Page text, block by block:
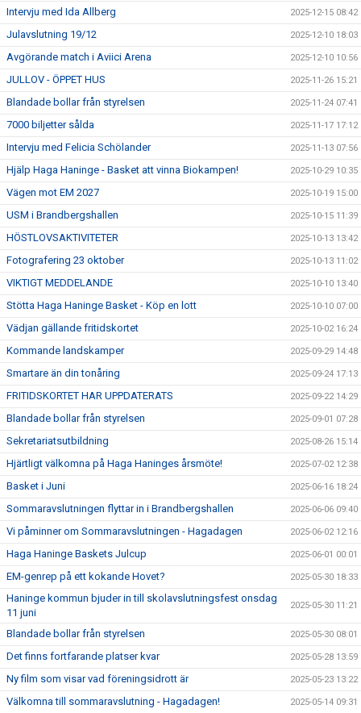
Intervju med Ida Allberg 2025-12-15 08:42
Julavslutning 19/12 2025-12-10 18:03
Avgörande match i Aviici Arena 2025-12-10 10:56
JULLOV - ÖPPET HUS 2025-11-26 15:21
Blandade bollar från styrelsen 2025-11-24 07:41
7000 biljetter sålda 2025-11-17 17:12
Intervju med Felicia Schölander 2025-11-13 07:56
Hjälp Haga Haninge - Basket att vinna Biokampen! 2025-10-29 10:35
Vägen mot EM 2027 2025-10-19 15:00
USM i Brandbergshallen 2025-10-15 11:39
HÖSTLOVSAKTIVITETER 2025-10-13 13:42
Fotografering 23 oktober 2025-10-13 11:02
VIKTIGT MEDDELANDE 2025-10-10 13:40
Stötta Haga Haninge Basket - Köp en lott 2025-10-10 07:00
Vädjan gällande fritidskortet 2025-10-02 16:24
Kommande landskamper 2025-09-29 14:48
Smartare än din tonåring 2025-09-24 17:13
FRITIDSKORTET HAR UPPDATERATS 2025-09-22 14:29
Blandade bollar från styrelsen 2025-09-01 07:28
Sekretariatsutbildning 2025-08-26 15:14
Hjärtligt välkomna på Haga Haninges årsmöte! 2025-07-02 12:38
Basket i Juni 2025-06-16 18:24
Sommaravslutningen flyttar in i Brandbergshallen 2025-06-06 09:40
Vi påminner om Sommaravslutningen - Hagadagen 2025-06-02 12:16
Haga Haninge Baskets Julcup 2025-06-01 00:01
EM-genrep på ett kokande Hovet? 2025-05-30 18:33
Haninge kommun bjuder in till skolavslutningsfest onsdag
11 juni
2025-05-30 11:21
Blandade bollar från styrelsen 2025-05-30 08:01
Det finns fortfarande platser kvar 2025-05-28 13:59
Ny film som visar vad föreningsidrott är 2025-05-23 13:22
Välkomna till sommaravslutning - Hagadagen! 2025-05-14 09:31